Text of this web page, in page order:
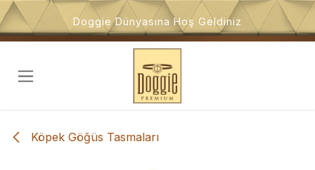
İçeriğe atla
Doggie Dünyasına Hoş Geldiniz
Köpek Göğüs Tasmaları